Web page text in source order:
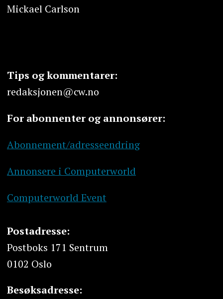
Mickael Carlson
Tips og kommentarer:
redaksjonen@cw.no
For abonnenter og annonsører:
Abonnement/adresseendring
Annonsere i Computerworld
Computerworld Event
Postadresse:
Postboks 171 Sentrum
0102 Oslo
Besøksadresse: